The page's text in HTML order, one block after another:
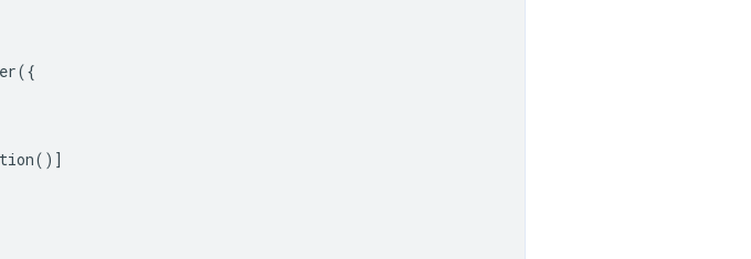
({
()]